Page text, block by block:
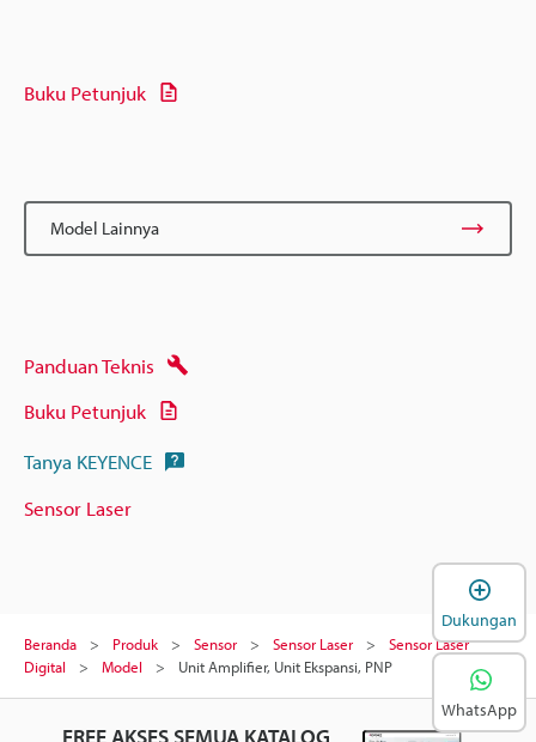
Buku Petunjuk
Model Lainnya
Panduan Teknis
Buku Petunjuk
Tanya KEYENCE
Sensor Laser
Beranda Produk Sensor Sensor Laser
Sensor Laser
Digital
Model Unit Amplifier, Unit Ekspansi, PNP
Dukungan
WhatsApp